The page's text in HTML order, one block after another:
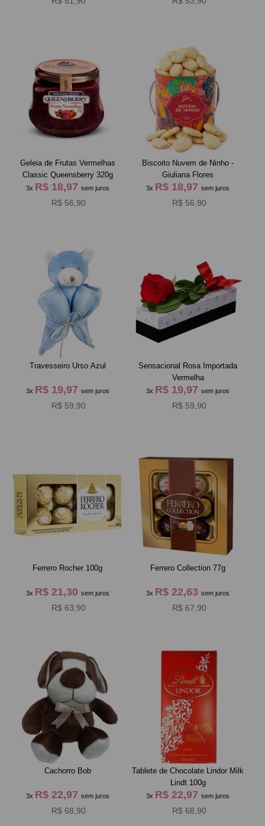
Geleia de Frutas Vermelhas
Classic Queensberry 320g
3x R$ 18,97 sem juros
R$ 56,90
Biscoito Nuvem de Ninho -
Giuliana Flores
3x R$ 18,97sem juros
R$ 56,90
Travesseiro Urso Azul
3x R$ 19,97 sem juros
R$ 59,90
Sensacional Rosa Importada
Vermelha
3x R$ 19,97sem juros
R$ 59,90
Ferrero Rocher 100g
3x R$ 21,30 sem juros
R$ 63,90
Ferrero Collection 77g
3x R$ 22,63sem juros
R$ 67,90
Cachorro Bob
3x R$ 22,97 sem juros
R$ 68,90
Tablete de Chocolate Lindor Milk
Lindt 100g
3x R$ 22,97sem juros
R$ 68,90